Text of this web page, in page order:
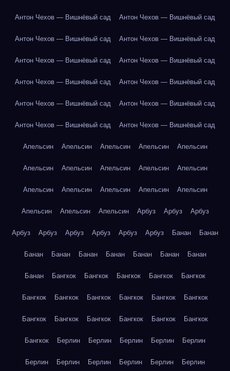
Антон Чехов — Вишнёвый сад Антон Чехов — Вишнёвый сад
Антон Чехов — Вишнёвый сад Антон Чехов — Вишнёвый сад
Антон Чехов — Вишнёвый сад Антон Чехов — Вишнёвый сад
Антон Чехов — Вишнёвый сад Антон Чехов — Вишнёвый сад
Антон Чехов — Вишнёвый сад Антон Чехов — Вишнёвый сад
Антон Чехов — Вишнёвый сад Антон Чехов — Вишнёвый сад
Апельсин Апельсин Апельсин Апельсин Апельсин
Апельсин Апельсин Апельсин Апельсин Апельсин
Апельсин Апельсин Апельсин Апельсин Апельсин
Апельсин Апельсин Апельсин Арбуз Арбуз Арбуз
Арбуз Арбуз Арбуз Арбуз Арбуз Арбуз Банан Банан
Банан Банан Банан Банан Банан Банан Банан
Банан Бангкок Бангкок Бангкок Бангкок Бангкок
Бангкок Бангкок Бангкок Бангкок Бангкок Бангкок
Бангкок Бангкок Бангкок Бангкок Бангкок Бангкок
Бангкок Берлин Берлин Берлин Берлин Берлин
Берлин Берлин Берлин Берлин Берлин Берлин